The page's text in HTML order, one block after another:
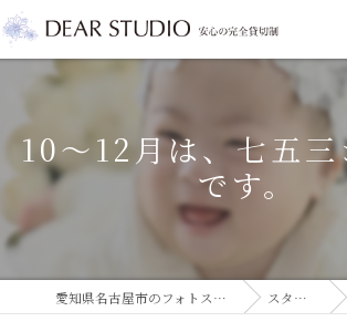
10～12月は、七五
です。
愛知県名古屋市のフォトスタジオならDEAR STUDIO スタジオコラム